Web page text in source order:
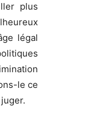
plus
légal
le ce